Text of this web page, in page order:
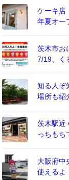
ケーキ店
年夏オー
茨木市お
7/19、く
知る人ぞ
場所も紹
茨木駅近
っちもち
大阪府中
使えるよ